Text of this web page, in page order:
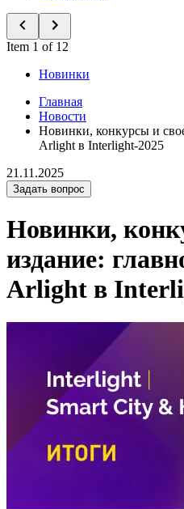
Item 1 of 12
Новинки
Главная
Новости
Новинки, конкурсы и
Arlight в Interlight-2025
21.11.2025
Задать вопрос
Новинки,
издание:
Arlight в